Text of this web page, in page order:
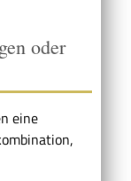
oder
eine